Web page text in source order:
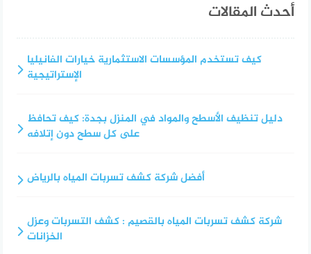
أحدث المقالات
كيف تستخدم المؤسسات الاستثمارية خيارات الفانيليا
الإستراتيجية
دليل تنظيف الأسطح والمواد في المنزل بجدة: كيف تحافظ
على كل سطح دون إتلافه
أفضل شركة كشف تسربات المياه بالرياض
شركة كشف تسربات المياه بالقصيم : كشف التسربات وعزل
الخزانات